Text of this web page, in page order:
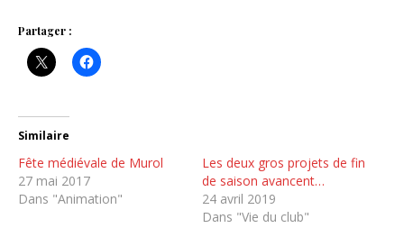
Partager :
Similaire
Fête médiévale de Murol
27 mai 2017
Dans "Animation"
Les deux gros projets de fin
de saison avancent…
24 avril 2019
Dans "Vie du club"